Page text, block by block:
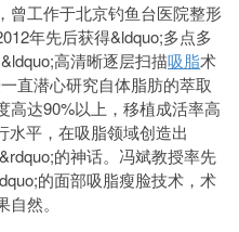
曾工作于北京钓鱼台医院整形
年先后获得&ldquo;多点多
高清晰逐层扫描吸脂术
直潜心研究自体脂肪的萃取
高达90%以上，移植成活率高
水平，在吸脂领域创造出
的神话。冯斌教授率先
的面部吸脂瘦脸技术，术
然。